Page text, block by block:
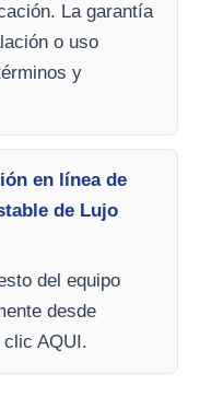
La garantía
o uso
y
en línea de
de Lujo
del equipo
desde
AQUI.